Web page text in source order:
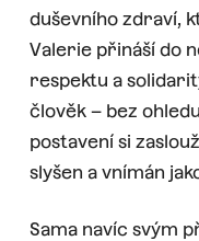
duševního zdraví,
Valerie přináší do
respektu a
člověk – bez
postavení si
slyšen a vnímán
Sama navíc svým